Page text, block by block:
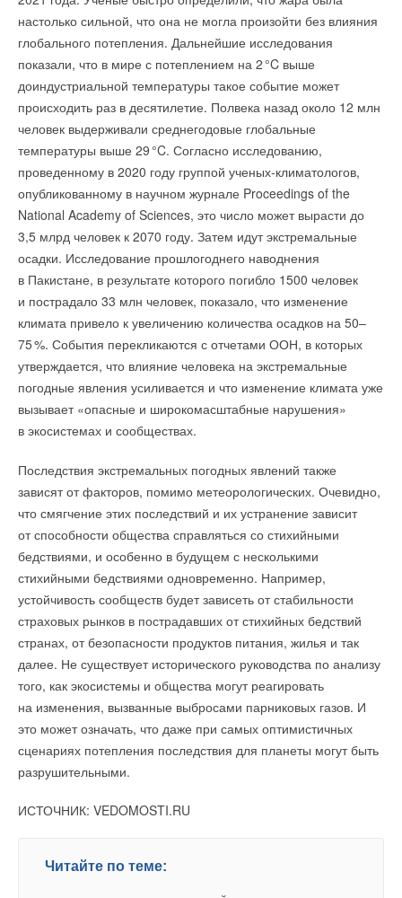
настолько сильной, что она не могла произойти без влияния
глобального потепления. Дальнейшие исследования
показали, что в мире с потеплением на 2°C выше
доиндустриальной температуры такое событие может
происходить раз в десятилетие. Полвека назад около 12 млн
человек выдерживали среднегодовые глобальные
температуры выше 29°C. Согласно исследованию,
проведенному в 2020 году группой ученых-климатологов,
опубликованному в научном журнале Proceedings of the
National Academy of Sciences, это число может вырасти до
3,5 млрд человек к 2070 году. Затем идут экстремальные
осадки. Исследование прошлогоднего наводнения
в Пакистане, в результате которого погибло 1500 человек
и пострадало 33 млн человек, показало, что изменение
климата привело к увеличению количества осадков на 50–
75%. События перекликаются с отчетами ООН, в которых
утверждается, что влияние человека на экстремальные
погодные явления усиливается и что изменение климата уже
вызывает «опасные и широкомасштабные нарушения»
в экосистемах и сообществах.
Последствия экстремальных погодных явлений также
зависят от факторов, помимо метеорологических. Очевидно,
что смягчение этих последствий и их устранение зависит
от способности общества справляться со стихийными
бедствиями, и особенно в будущем с несколькими
стихийными бедствиями одновременно. Например,
устойчивость сообществ будет зависеть от стабильности
страховых рынков в пострадавших от стихийных бедствий
странах, от безопасности продуктов питания, жилья и так
далее. Не существует исторического руководства по анализу
того, как экосистемы и общества могут реагировать
на изменения, вызванные выбросами парниковых газов. И
это может означать, что даже при самых оптимистичных
сценариях потепления последствия для планеты могут быть
разрушительными.
ИСТОЧНИК: VEDOMOSTI.RU
Читайте по теме:
комментарии к новости (1
ИСТОЧНИК: RIA.RU
→
Новая автоматическая система умягчения JUDO i-soft
PRO L
НОВОСТИ СОК 20 ИЮЛЯ 2026
→ SYRLock — счет на секунды
лидеров»
НОВОСТИ СОК 7 ИЮЛЯ 2026
→
мониторинга аварийности в ЖКХ
→
BWT представил фильтр нового поколения BWT MACH
для холодной воды на входе в дом
→
Опубликовано учебно-методическое пособие РАВВ для
водоканалов
→
Влияние концентрации активного ила на скорость
потребления кислорода в системах биоочистки сточных
ЖУРНАЛ СОК МАЙ 2026
→
РАВВ представила ключевые вызовы для отрасли
→
Оценка тепловой эффективности подраковинного
рекуператора сточных вод
ЖУРНАЛ СОК АПРЕЛЬ 2026
→
Сравнительный анализ проблем с сантехникой и
ЖУРНАЛ СОК АПРЕЛЬ 2026
Уведомления отключены
Комментарии
12-01-2023
Борис
Явление электролиза было открыто в самом начале XIX в. Первые
систематические исследования тока в электролитах провел Фарадей в
1833—1834 гг. В Сколково об этом знают?
→
Китай опубликовал план развития сектора ВИЭ на
период 2026-2030 гг.
НОВОСТИ СОК 24 ИЮЛЯ 2026
→
Сколтех улучшил температурный мониторинг
инженерных систем
НОВОСТИ СОК 22 ИЮЛЯ 2026
Ученые создали лопасти для ветряков, которые на 80%
легче алюминиевых
НОВОСТИ СОК 7 ИЮЛЯ 2026
В северных морях обнаружили почти 20 млрд тонн
органического углерода
НОВОСТИ СОК 3 ИЮЛЯ 2026
→
Ученые создали биоуглерод для каталитического
разложения метана
НОВОСТИ СОК 2 ИЮЛЯ 2026
хранения
НОВОСТИ СОК 1 ИЮЛЯ 2026
Уведомления отключены
Комментарии
Добавить комментарий
Ваше имя *
Ваш E-mail *
Текст комментария